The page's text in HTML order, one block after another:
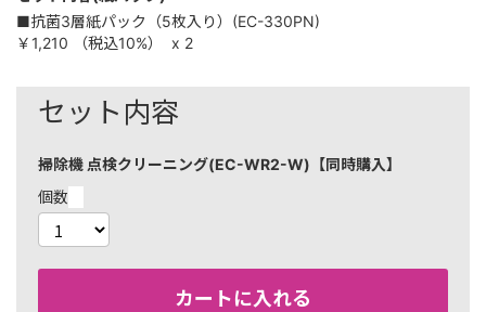
■抗菌3層紙パック（5枚入り）(EC-330PN)
￥1,210
（税込10%） x 2
セット内容
掃除機 点検クリーニング(EC-WR2-W)【同時購入】
個数
カートに入れる